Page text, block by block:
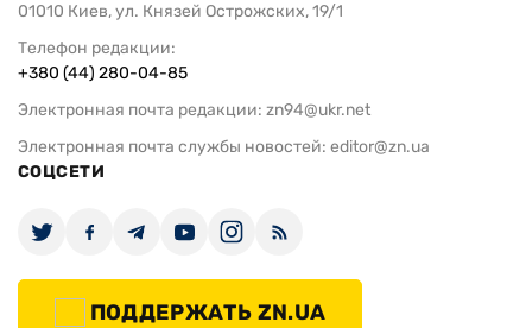
01010 Киев, ул. Князей Острожских, 19/1
Телефон редакции:
+380 (44) 280-04-85
Электронная почта редакции: zn94@ukr.net
Электронная почта службы новостей: editor@zn.ua
СОЦСЕТИ
ПОДДЕРЖАТЬ ZN.UA